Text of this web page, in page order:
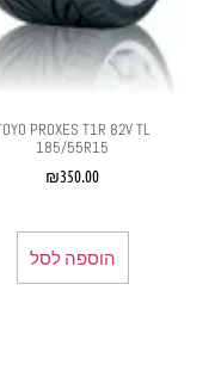
TOYO PROXES T1R 82V TL
185/55R15
₪350.00
הוספה לסל